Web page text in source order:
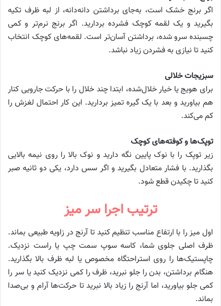
اگر برنج خشک است، به‌جای برداشتن دانه‌دانه، از لبه ظرف تکیه
بگیرید و یک لقمه کوچک فشرده بردارید. اگر برنج نرم‌تر و کمی
چسبنده سرو شده، برداشتن آسان‌تر است. لقمه‌های کوچک انتخاب
کنید تا نیازی به فشردن زیاد نباشد.
سبزیجات خلالی
برای هویج یا خیار خلال‌شده، ابتدا چند خلال را با حرکت جارویی کنار
هم بیاورید و بعد با یک گیره تمیز بردارید. این کار احتمال لغزش را
کم می‌کند.
توپک‌ها و کوفته‌های کوچک
زیر توپک را با نوک پایین نگه دارید و نوک بالا را روی نیمه بالایی
بگذارید. با فشار متعادل بگیرید و اگر سس دارد، یکی دو ثانیه صبر
کنید تا چکیدن قطع شود.
ترتیب اجرا سر میز
اول میز را با ارتفاع مناسب تنظیم کنید تا آرنج در زاویه طبیعی بماند.
ظرف اصلی جلوی شما، کاسه سوپ سمت چپ یا راست نزدیک.
چاپستیک‌ها را روی استراحتگاه مخصوص یا لبه ظرف بالا بگذارید.
هنگام برداشتن، بدن را جلو نبرید، ظرف را کمی نزدیک کنید یا سر را
کمی جلو بیاورید، اما آرنج را زیاد بالا نبرید تا حرکت‌ها آرام و بی‌صدا
بماند.